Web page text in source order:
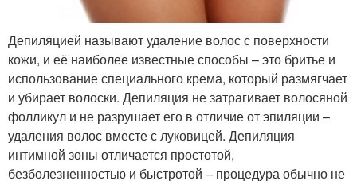
Депиляцией называют удаление волос с поверхности
кожи, и её наиболее известные способы – это бритье и
использование специального крема, который размягчает
и убирает волоски. Депиляция не затрагивает волосяной
фолликул и не разрушает его в отличие от эпиляции –
удаления волос вместе с луковицей. Депиляция
интимной зоны отличается простотой,
безболезненностью и быстротой – процедура обычно не